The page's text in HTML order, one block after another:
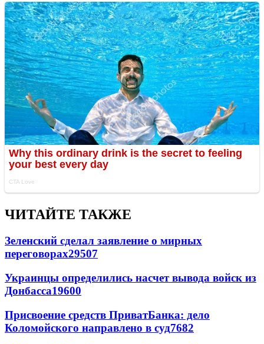
ЧИТАЙТЕ ТАКЖЕ
Зеленский сделал заявление о мирных
переговорах29507
Украинцы определились насчет вывода войск из
Донбасса19600
Присвоение средств ПриватБанка: дело
Коломойского направлено в суд7682